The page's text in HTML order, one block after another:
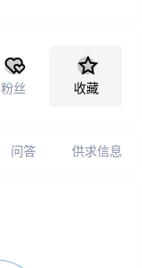
粉丝 收藏
问答 供求信息